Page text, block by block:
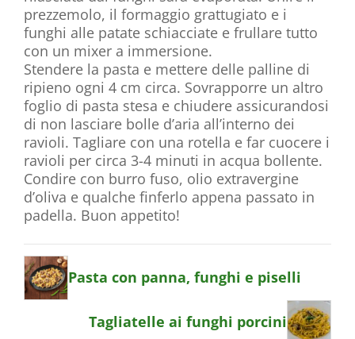
prezzemolo, il formaggio grattugiato e i
funghi alle patate schiacciate e frullare tutto
con un mixer a immersione.
Stendere la pasta e mettere delle palline di
ripieno ogni 4 cm circa. Sovrapporre un altro
foglio di pasta stesa e chiudere assicurandosi
di non lasciare bolle d’aria all’interno dei
ravioli. Tagliare con una rotella e far cuocere i
ravioli per circa 3-4 minuti in acqua bollente.
Condire con burro fuso, olio extravergine
d’oliva e qualche finferlo appena passato in
padella. Buon appetito!
Pasta con panna, funghi e piselli
Tagliatelle ai funghi porcini